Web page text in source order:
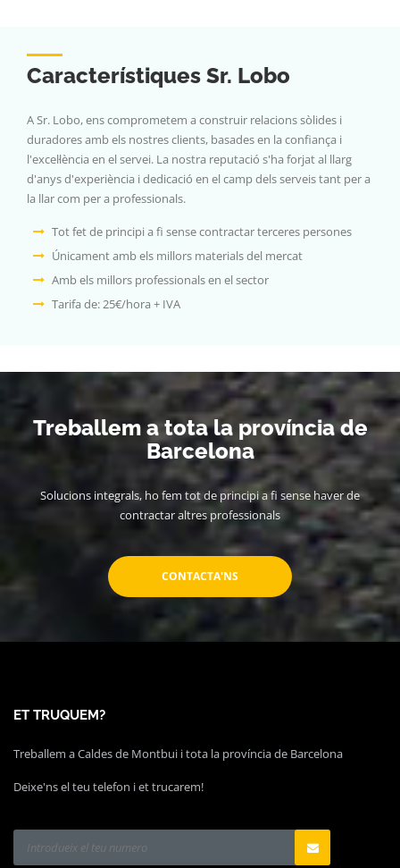
Característiques Sr. Lobo
A Sr. Lobo, ens comprometem a construir relacions sòlides i
duradores amb els nostres clients, basades en la confiança i
l'excel·lència en el servei. La nostra reputació s'ha forjat al llarg
d'anys d'experiència i dedicació en el camp dels serveis tant per a
la llar com per a professionals.
Tot fet de principi a fi sense contractar terceres persones
Únicament amb els millors materials del mercat
Amb els millors professionals en el sector
Tarifa de: 25€/hora + IVA
Treballem a tota la província de
Barcelona
Solucions integrals, ho fem tot de principi a fi sense haver de
contractar altres professionals
CONTACTA'NS
ET TRUQUEM?
Treballem a Caldes de Montbui i tota la província de Barcelona
Deixe'ns el teu telefon i et trucarem!